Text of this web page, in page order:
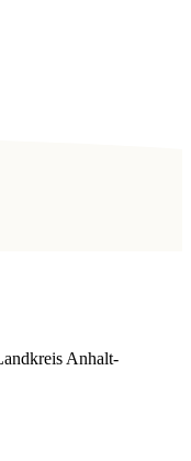
Anhalt-